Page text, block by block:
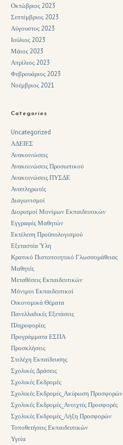
Οκτώβριος 2023
Σεπτέμβριος 2023
Αύγουστος 2023
Ιούλιος 2023
Μάιος 2023
Απρίλιος 2023
Φεβρουάριος 2023
Νοέμβριος 2021
Categories
Uncategorized
ΑΔΕΙΕΣ
Ανακοινώσεις
Ανακοινώσεις Προσωπικού
Ανακοινώσεις ΠΥΣΔΕ
Αναπληρωτές
Διαγωνισμοί
Διορισμοί Μονίμων Εκπαιδευτικών
Εγγραφές Μαθητών
Εκτέλεση Προϋπολογισμού
Εξεταστέα Ύλη
Κρατικό Πιστοποιητικό Γλωσσομάθειας
Μαθητές
Μεταθέσεις Εκπαιδευτικών
Μόνιμοι Εκπαιδευτικοί
Οικονομικά Θέματα
Πανελλαδικές Εξετάσεις
Πληροφορίες
Προγράμματα ΕΣΠΑ
Προσκλήσεις
Στελέχη Εκπαίδευσης
Σχολικές Δράσεις
Σχολικές Εκδρομές
Σχολικές Εκδρομές_Ακύρωση Προσφορών
Σχολικές Εκδρομές_Ανοιχτές Προσφορές
Σχολικές Εκδρομές_Λήξη Προσφορών
Τοποθετήσεις Εκπαιδευτικών
Υγεία